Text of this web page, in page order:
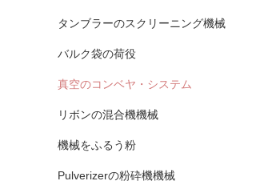
タンブラーのスクリーニング機械
バルク袋の荷役
真空のコンベヤ・システム
リボンの混合機機械
機械をふるう粉
Pulverizerの粉砕機機械